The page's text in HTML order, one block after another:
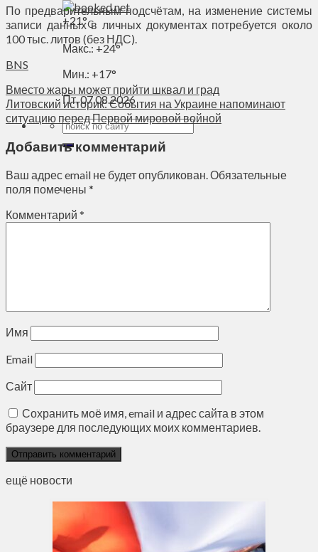
+21°C
Макс.: +24°
Мин.: +17°
Пт, 07.08.2026
По предварительным подсчётам, на изменение системы
записи данных в личных документах потребуется около
100 тыс. литов (без НДС).
BNS
Вместо жары может прийти шквал и град
Литовский историк: События на Украине напоминают
ситуацию перед Первой мировой войной
Добавить комментарий
Ваш адрес email не будет опубликован.Обязательные
поля помечены *
Комментарий *
Имя
Email
Сайт
Сохранить моё имя, email и адрес сайта в этом
браузере для последующих моих комментариев.
ещё новости